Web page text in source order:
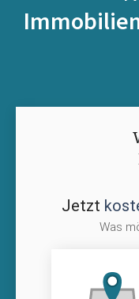
Jetzt
Was